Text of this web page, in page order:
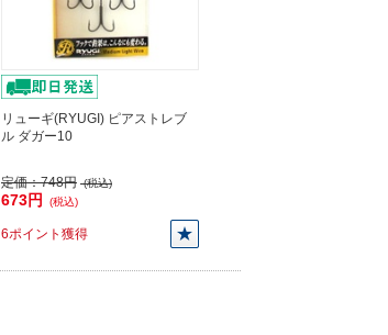
リューギ(RYUGI) ピアストレブ
ル ダガー10
定価：748円 (税込)
673円 (税込)
6ポイント獲得